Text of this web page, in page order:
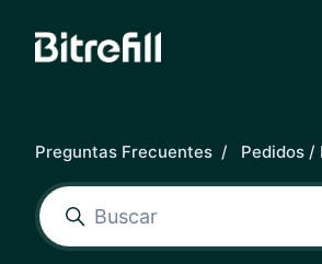
Preguntas Frecuentes Pedidos /